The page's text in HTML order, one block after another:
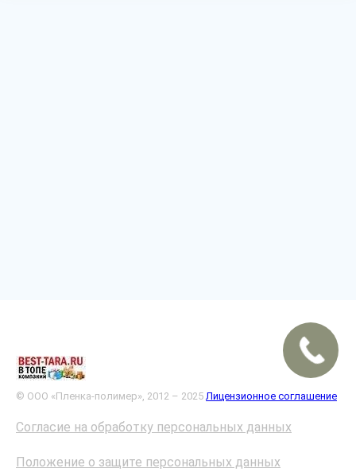
© ООО «Пленка-полимер», 2012 – 2025 Лицензионное соглашение
Согласие на обработку персональных данных
Положение о защите персональных данных